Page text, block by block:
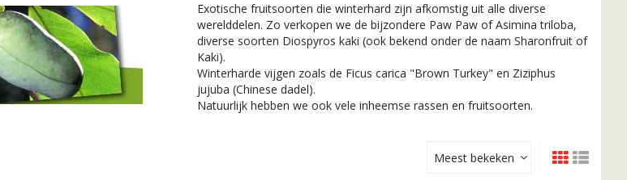
Exotische fruitsoorten die winterhard zijn afkomstig uit alle diverse
werelddelen. Zo verkopen we de bijzondere Paw Paw of Asimina triloba,
diverse soorten Diospyros kaki (ook bekend onder de naam Sharonfruit of
Kaki).
Winterharde vijgen zoals de Ficus carica "Brown Turkey" en Ziziphus
jujuba (Chinese dadel).
Natuurlijk hebben we ook vele inheemse rassen en fruitsoorten.
Meest bekeken